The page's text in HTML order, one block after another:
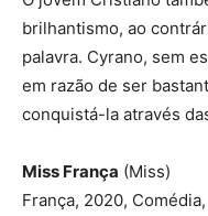
brilhantismo, ao
palavra. Cyrano, sem
em razão de ser
conquistá-la através
Miss França (Miss)
França, 2020,